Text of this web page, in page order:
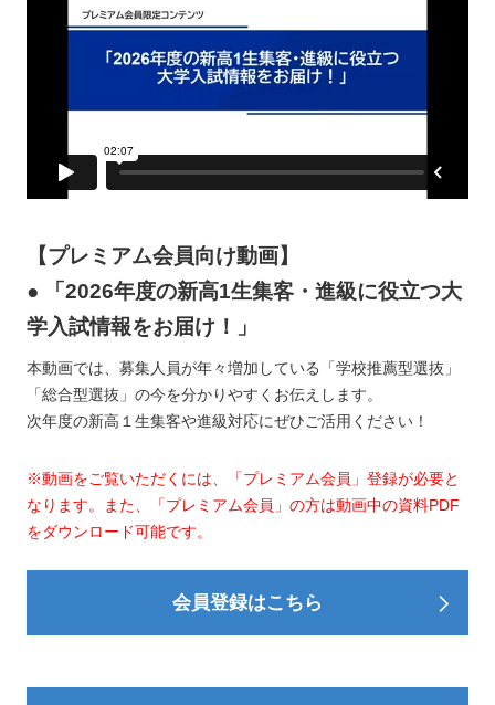
【プレミアム会員向け動画】
● 「2026年度の新高1生集客・進級に役立つ大
学入試情報をお届け！」
本動画では、募集人員が年々増加している「学校推薦型選抜」
「総合型選抜」の今を分かりやすくお伝えします。
次年度の新高１生集客や進級対応にぜひご活用ください！
※動画をご覧いただくには、「プレミアム会員」登録が必要と
なります。また、「プレミアム会員」の方は動画中の資料PDF
をダウンロード可能です。
会員登録はこちら